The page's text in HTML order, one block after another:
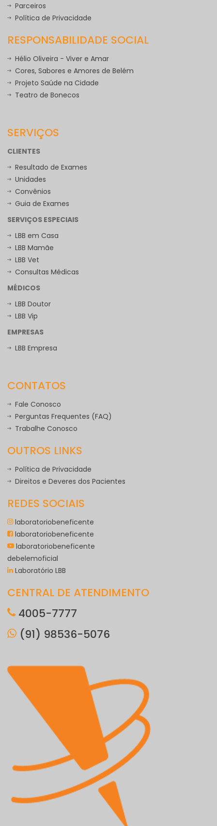
Parceiros
Política de Privacidade
RESPONSABILIDADE SOCIAL
Hélio Oliveira - Viver e Amar
Cores, Sabores e Amores de Belém
Projeto Saúde na Cidade
Teatro de Bonecos
SERVIÇOS
CLIENTES
Resultado de Exames
Unidades
Convênios
Guia de Exames
SERVIÇOS ESPECIAIS
LBB em Casa
LBB Mamãe
LBB Vet
Consultas Médicas
MÉDICOS
LBB Doutor
LBB Vip
EMPRESAS
LBB Empresa
CONTATOS
Fale Conosco
Perguntas Frequentes (FAQ)
Trabalhe Conosco
OUTROS LINKS
Política de Privacidade
Direitos e Deveres dos Pacientes
REDES SOCIAIS
laboratoriobeneficente
laboratoriobeneficente
laboratoriobeneficente
debelemoficial
Laboratório LBB
CENTRAL DE ATENDIMENTO
4005-7777
(91) 98536-5076